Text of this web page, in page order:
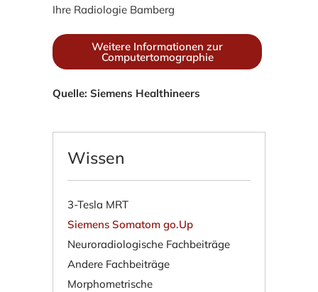
Ihre Radiologie Bamberg
Weitere Informationen zur
Computertomographie
Quelle: Siemens Healthineers
Wissen
3-Tesla MRT
Siemens Somatom go.Up
Neuroradiologische Fachbeiträge
Andere Fachbeiträge
Morphometrische